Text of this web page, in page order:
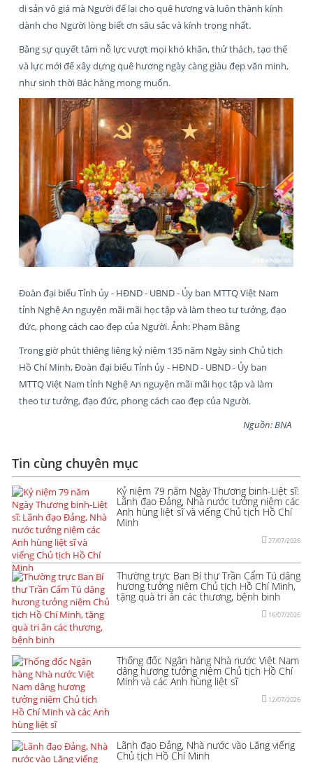
di sản vô giá mà Người để lại cho quê hương và luôn thành kính
dành cho Người lòng biết ơn sâu sắc và kính trọng nhất.
Bằng sự quyết tâm nỗ lực vượt mọi khó khăn, thử thách, tạo thế
và lực mới để xây dựng quê hương ngày càng giàu đẹp văn minh,
như sinh thời Bác hằng mong muốn.
Đoàn đại biểu Tỉnh ủy - HĐND - UBND - Ủy ban MTTQ Việt Nam
tỉnh Nghệ An nguyện mãi mãi học tập và làm theo tư tưởng, đạo
đức, phong cách cao đẹp của Người. Ảnh: Phạm Bằng
Trong giờ phút thiêng liêng kỷ niệm 135 năm Ngày sinh Chủ tịch
Hồ Chí Minh, Đoàn đại biểu Tỉnh ủy - HĐND - UBND - Ủy ban
MTTQ Việt Nam tỉnh Nghệ An nguyện mãi mãi học tập và làm
theo tư tưởng, đạo đức, phong cách cao đẹp của Người.
Nguồn: BNA
Tin cùng chuyên mục
Kỷ niệm 79 năm Ngày Thương binh-Liệt sĩ:
Lãnh đạo Đảng, Nhà nước tưởng niệm các
Anh hùng liệt sĩ và viếng Chủ tịch Hồ Chí
Minh
27/07/2026
Thường trực Ban Bí thư Trần Cẩm Tú dâng
hương tưởng niệm Chủ tịch Hồ Chí Minh,
tặng quà tri ân các thương, bệnh binh
16/07/2026
Thống đốc Ngân hàng Nhà nước Việt Nam
dâng hương tưởng niệm Chủ tịch Hồ Chí
Minh và các Anh hùng liệt sĩ
12/07/2026
Lãnh đạo Đảng, Nhà nước vào Lăng viếng
Chủ tịch Hồ Chí Minh